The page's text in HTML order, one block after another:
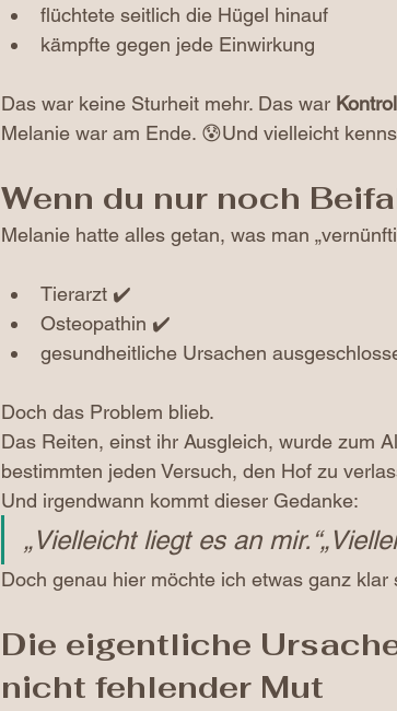
flüchtete seitlich die Hügel hinauf
kämpfte gegen jede Einwirkung
Das war keine Sturheit mehr. Das war
Melanie war am Ende. 😰Und vielleicht
Wenn du nur noch
Melanie hatte alles getan, was man
Tierarzt ✔️
Osteopathin ✔️
gesundheitliche Ursachen
Doch das Problem blieb.
Das Reiten, einst ihr Ausgleich, wurde zum
bestimmten jeden Versuch, den Hof zu
Und irgendwann kommt dieser Gedanke:
„Vielleicht liegt es an
Doch genau hier möchte ich etwas ganz klar
Die eigentliche
nicht fehlender Mut